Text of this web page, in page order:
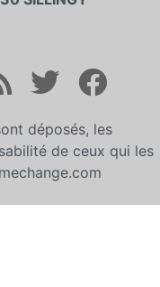
déposés, les
de ceux qui les